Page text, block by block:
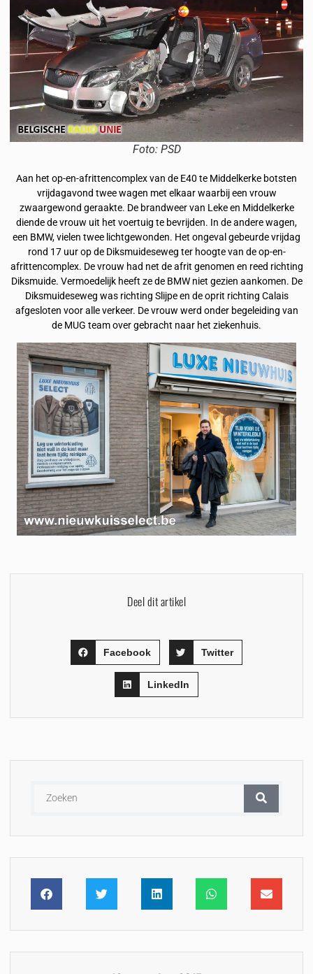
Foto: PSD
Aan het op-en-afrittencomplex van de E40 te Middelkerke botsten
vrijdagavond twee wagen met elkaar waarbij een vrouw
zwaargewond geraakte. De brandweer van Leke en Middelkerke
diende de vrouw uit het voertuig te bevrijden. In de andere wagen,
een BMW, vielen twee lichtgewonden. Het ongeval gebeurde vrijdag
rond 17 uur op de Diksmuideseweg ter hoogte van de op-en-
afrittencomplex. De vrouw had net de afrit genomen en reed richting
Diksmuide. Vermoedelijk heeft ze de BMW niet gezien aankomen. De
Diksmuideseweg was richting Slijpe en de oprit richting Calais
afgesloten voor alle verkeer. De vrouw werd onder begeleiding van
de MUG team over gebracht naar het ziekenhuis.
Deel dit artikel
Facebook Twitter
LinkedIn